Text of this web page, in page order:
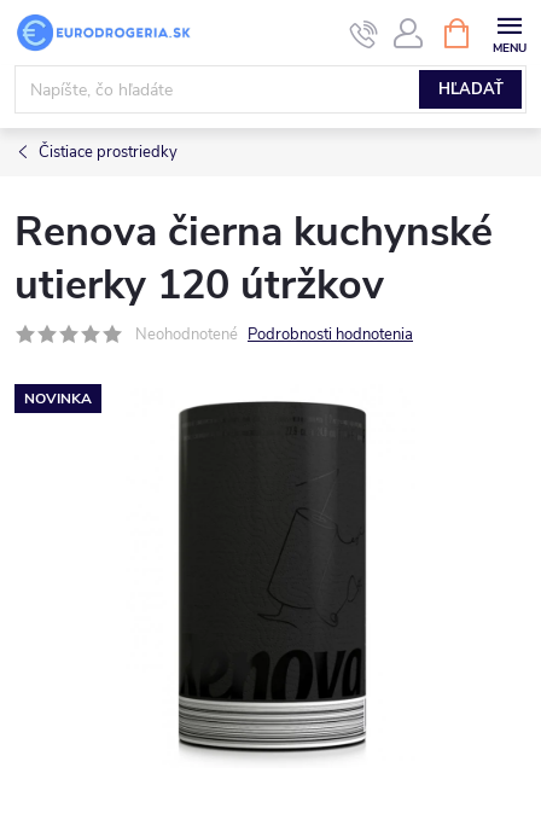
Prejsť
obsah
HĽADAŤ
KOŠÍK
Čistiace prostriedky
Renova čierna kuchynské
utierky 120 útržkov
Neohodnotené Podrobnosti hodnotenia
NOVINKA